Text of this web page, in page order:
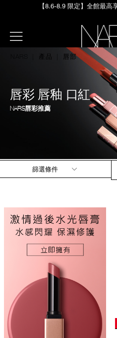
【8/3-8/10限定】明星底
【8/3-8/10限定】限時輸碼
新客首購輸＜WELCOME＞享9折
選單"
Nars
官網最新活動
預約金曲獎妝容
官網優惠活動
水光頰彩系列
新客專屬優惠
彩盤及禮盒組
臉部
眼部
保養
彩妝服務
彩妝專欄
粉底線上試色
唇彩 唇釉 口紅
NARS唇彩推薦
產品 唇部
篩選條件